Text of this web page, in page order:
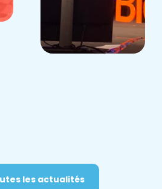
les actualités